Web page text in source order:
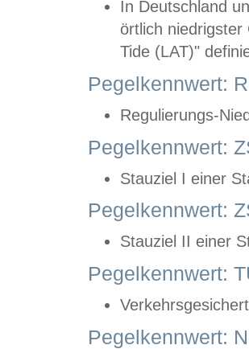
In Deutschland
örtlich
Tide (LAT)"
Pegelkennwert:
Regulierungs-
Pegelkennwert:
Stauziel I einer
Pegelkennwert:
Stauziel II einer
Pegelkennwert:
Pegelkennwert: